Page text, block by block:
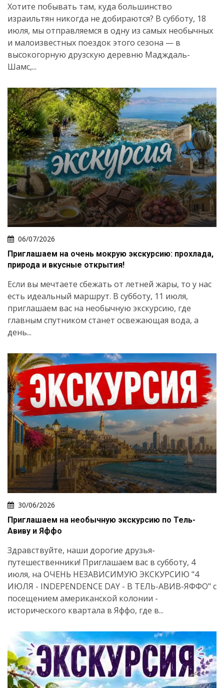
Хотите побывать там, куда большинство
израильтян никогда не добираются? В субботу, 18
июля, мы отправляемся в одну из самых необычных
и малоизвестных поездок этого сезона — в
высокогорную друзскую деревню Мадждаль-
Шамс,...
06/07/2026
Приглашаем на очень мокрую экскурсию: прохлада,
природа и вкусные открытия!
Если вы мечтаете сбежать от летней жары, то у нас
есть идеальный маршрут. В субботу, 11 июля,
приглашаем вас на необычную экскурсию, где
главным спутником станет освежающая вода, а
день...
30/06/2026
Приглашаем на необычную экскурсию по Тель-
Авиву и Яффо
Здравствуйте, наши дорогие друзья-
путешественники! Приглашаем вас в субботу, 4
июля, на ОЧЕНЬ НЕЗАВИСИМУЮ ЭКСКУРСИЮ "4
ИЮЛЯ - INDEPENDENCE DAY - В ТЕЛЬ-АВИВ-ЯФФО" с
посещением американской колонии -
исторического квартала в Яффо, где в...